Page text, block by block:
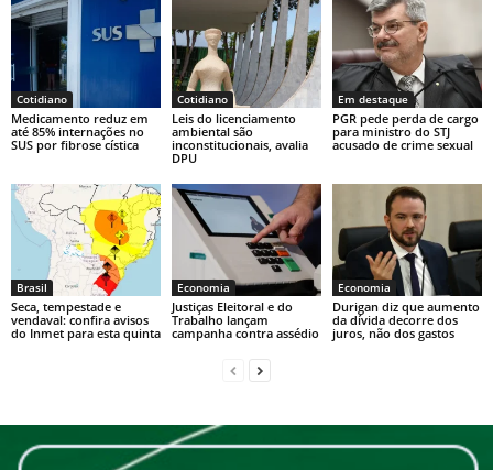
A
p
p
b
o
o
k
Li
n
k
Cotidiano
Medicamento reduz em
até 85% internações no
SUS por fibrose cística
Cotidiano
Leis do licenciamento
ambiental são
inconstitucionais, avalia
DPU
Em destaque
PGR pede perda de cargo
para ministro do STJ
acusado de crime sexual
Brasil
Seca, tempestade e
vendaval: confira avisos
do Inmet para esta quinta
Economia
Justiças Eleitoral e do
Trabalho lançam
campanha contra assédio
Economia
Durigan diz que aumento
da dívida decorre dos
juros, não dos gastos